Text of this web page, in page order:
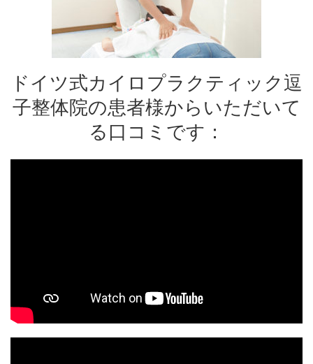
ドイツ式カイロプラクティック逗
子整体院の患者様からいただいて
る口コミです：